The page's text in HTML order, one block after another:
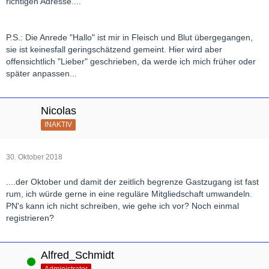
P.S.: Die Anrede "Hallo" ist mir in Fleisch und Blut übergegangen,
sie ist keinesfall geringschätzend gemeint. Hier wird aber
offensichtlich "Lieber" geschrieben, da werde ich mich früher oder
später anpassen...
Nicolas
INAKTIV
30. Oktober 2018
....der Oktober und damit der zeitlich begrenze Gastzugang ist fast
rum, ich würde gerne in eine reguläre Mitgliedschaft umwandeln.
PN's kann ich nicht schreiben, wie gehe ich vor? Noch einmal
registrieren?
Online Alfred_Schmidt